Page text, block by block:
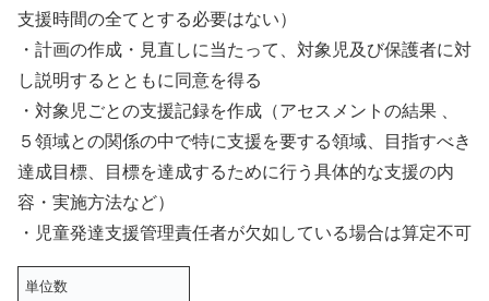
支援時間の全てとする必要はない）
・計画の作成・見直しに当たって、対象児及び保護者に対
し説明するとともに同意を得る
・対象児ごとの支援記録を作成（アセスメントの結果 、
５領域との関係の中で特に支援を要する領域、目指すべき
達成目標、目標を達成するために行う具体的な支援の内
容・実施方法など）
・児童発達支援管理責任者が欠如している場合は算定不可
単位数